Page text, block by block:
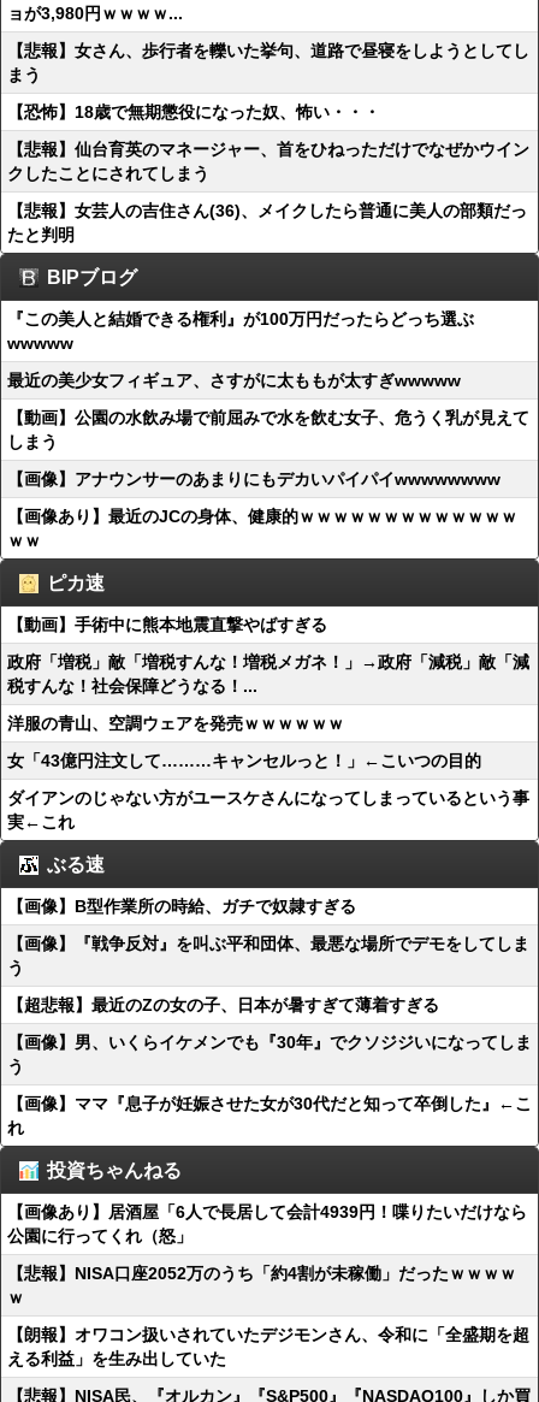
ョが3,980円ｗｗｗｗ...
【悲報】女さん、歩行者を轢いた挙句、道路で昼寝をしようとしてし
まう
【恐怖】18歳で無期懲役になった奴、怖い・・・
【悲報】仙台育英のマネージャー、首をひねっただけでなぜかウイン
クしたことにされてしまう
【悲報】女芸人の吉住さん(36)、メイクしたら普通に美人の部類だっ
たと判明
BIPブログ
『この美人と結婚できる権利』が100万円だったらどっち選ぶ
wwwww
最近の美少女フィギュア、さすがに太ももが太すぎwwwww
【動画】公園の水飲み場で前屈みで水を飲む女子、危うく乳が見えて
しまう
【画像】アナウンサーのあまりにもデカいパイパイwwwwwwww
【画像あり】最近のJCの身体、健康的ｗｗｗｗｗｗｗｗｗｗｗｗｗ
ｗｗ
ピカ速
【動画】手術中に熊本地震直撃やばすぎる
政府「増税」敵「増税すんな！増税メガネ！」→政府「減税」敵「減
税すんな！社会保障どうなる！...
洋服の青山、空調ウェアを発売ｗｗｗｗｗｗ
女「43億円注文して………キャンセルっと！」←こいつの目的
ダイアンのじゃない方がユースケさんになってしまっているという事
実←これ
ぶる速
【画像】B型作業所の時給、ガチで奴隷すぎる
【画像】『戦争反対』を叫ぶ平和団体、最悪な場所でデモをしてしま
う
【超悲報】最近のZの女の子、日本が暑すぎて薄着すぎる
【画像】男、いくらイケメンでも『30年』でクソジジいになってしま
う
【画像】ママ『息子が妊娠させた女が30代だと知って卒倒した』←こ
れ
投資ちゃんねる
【画像あり】居酒屋「6人で長居して会計4939円！喋りたいだけなら
公園に行ってくれ（怒」
【悲報】NISA口座2052万のうち「約4割が未稼働」だったｗｗｗｗ
ｗ
【朗報】オワコン扱いされていたデジモンさん、令和に「全盛期を超
える利益」を生み出していた
【悲報】NISA民、『オルカン』『S&P500』『NASDAQ100』しか買